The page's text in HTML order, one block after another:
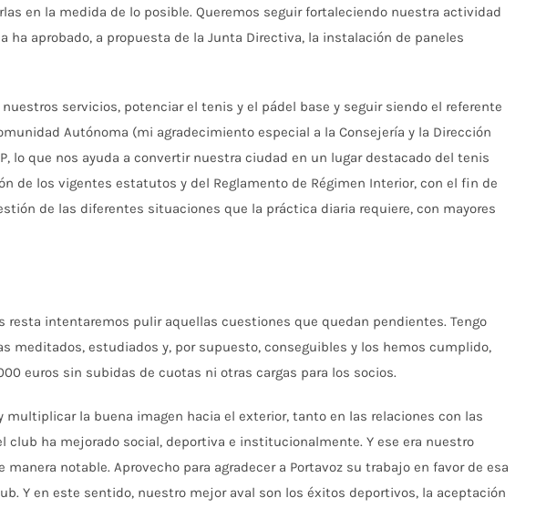
en la medida de lo posible. Queremos seguir fortaleciendo nuestra actividad
aprobado, a propuesta de la Junta Directiva, la instalación de paneles
servicios, potenciar el tenis y el pádel base y seguir siendo el referente
Autónoma (mi agradecimiento especial a la Consejería y la Dirección
lo que nos ayuda a convertir nuestra ciudad en un lugar destacado del tenis
de los vigentes estatutos y del Reglamento de Régimen Interior, con el fin de
de las diferentes situaciones que la práctica diaria requiere, con mayores
intentaremos pulir aquellas cuestiones que quedan pendientes. Tengo
meditados, estudiados y, por supuesto, conseguibles y los hemos cumplido,
euros sin subidas de cuotas ni otras cargas para los socios.
la buena imagen hacia el exterior, tanto en las relaciones con las
ha mejorado social, deportiva e institucionalmente. Y ese era nuestro
notable. Aprovecho para agradecer a Portavoz su trabajo en favor de esa
Y en este sentido, nuestro mejor aval son los éxitos deportivos, la aceptación